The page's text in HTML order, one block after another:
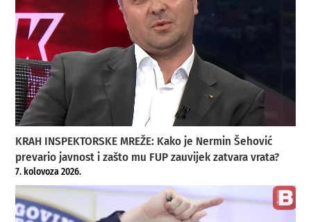
KRAH INSPEKTORSKE MREŽE: Kako je Nermin Šehović
prevario javnost i zašto mu FUP zauvijek zatvara vrata?
7. kolovoza 2026.